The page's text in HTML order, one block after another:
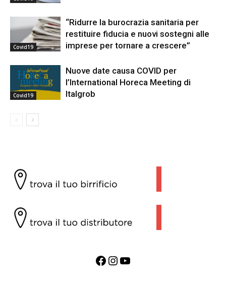
Covid19
“Ridurre la burocrazia sanitaria per
restituire fiducia e nuovi sostegni alle
imprese per tornare a crescere”
Covid19
Nuove date causa COVID per
l’International Horeca Meeting di
Italgrob
Facebook InstagramYouTube